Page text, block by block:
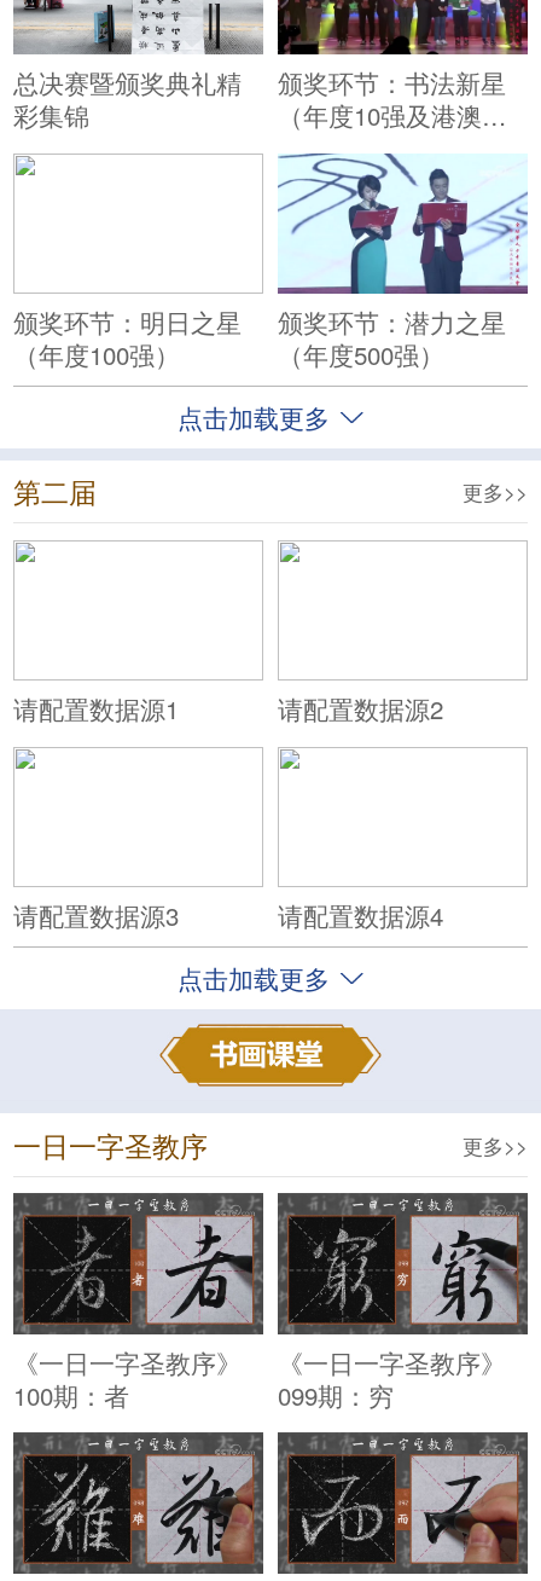
总决赛暨颁奖典礼精
彩集锦
颁奖环节：书法新星
（年度10强及港澳
台、海外赛区新星）
颁奖环节：明日之星
（年度100强）
颁奖环节：潜力之星
（年度500强）
点击加载更多
第二届 更多>>
请配置数据源1 请配置数据源2
请配置数据源3
请配置数据源4
点击加载更多
一日一字圣教序 更多>>
《一日一字圣教序》
100期：者
《一日一字圣教序》
099期：穷